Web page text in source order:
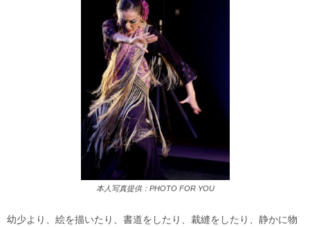
本人写真提供：PHOTO FOR YOU
幼少より、絵を描いたり、書道をしたり、裁縫をしたり、静かに物